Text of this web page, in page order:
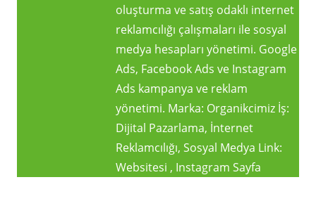
oluşturma ve satış odaklı internet
reklamcılığı çalışmaları ile sosyal
medya hesapları yönetimi. Google
Ads, Facebook Ads ve Instagram
Ads kampanya ve reklam
yönetimi. Marka: Organikcimiz İş:
Dijital Pazarlama, İnternet
Reklamcılığı, Sosyal Medya Link:
Websitesi , Instagram Sayfa